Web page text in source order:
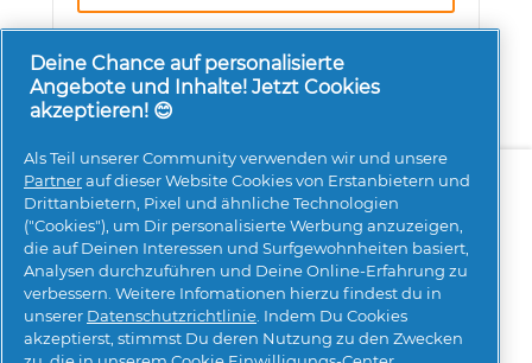
Über uns Kontakt pg.com besuchen
Mehr Inspiration
Deine Chance auf personalisierte
Angebote und Inhalte! Jetzt Cookies
akzeptieren! 😊
Als Teil unserer Community verwenden wir und unsere
Partnerauf dieser Website Cookies von Erstanbietern und
Drittanbietern, Pixel und ähnliche Technologien
("Cookies"), um Dir personalisierte Werbung anzuzeigen,
die auf Deinen Interessen und Surfgewohnheiten basiert,
Analysen durchzuführen und Deine Online-Erfahrung zu
verbessern. Weitere Infomationen hierzu findest du in
unserer Datenschutzrichtlinie. Indem Du Cookies
akzeptierst, stimmst Du deren Nutzung zu den Zwecken